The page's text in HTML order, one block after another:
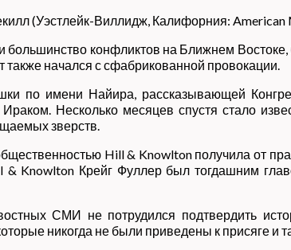
(Уэстлейк-Виллидж, Калифорния: American
большинство конфликтов на Ближнем
начался с сфабрикованной провокации.
по имени Найира, рассказывающей
Несколько месяцев спустя стало
зверств.
Hill & Knowlton получила от
Knowlton Крейг Фуллер был тогдашним
СМИ не потрудился подтвердить
никогда не были приведены к присяге